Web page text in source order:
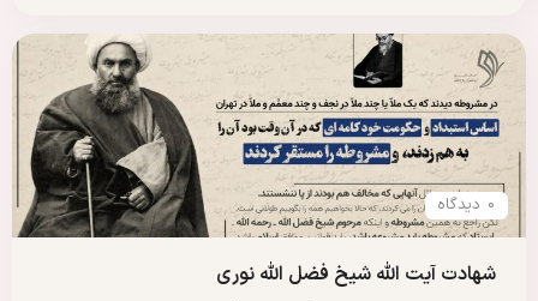
0 دیدگاه
شهادت آیت الله شیخ فضل الله نوری